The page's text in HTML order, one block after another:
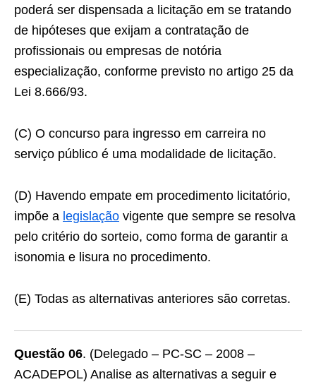
poderá ser dispensada a licitação em se tratando
de hipóteses que exijam a contratação de
profissionais ou empresas de notória
especialização, conforme previsto no artigo 25 da
Lei 8.666/93.
(C) O concurso para ingresso em carreira no
serviço público é uma modalidade de licitação.
(D) Havendo empate em procedimento licitatório,
impõe a legislação vigente que sempre se resolva
pelo critério do sorteio, como forma de garantir a
isonomia e lisura no procedimento.
(E) Todas as alternativas anteriores são corretas.
Questão 06. (Delegado – PC-SC – 2008 –
ACADEPOL) Analise as alternativas a seguir e